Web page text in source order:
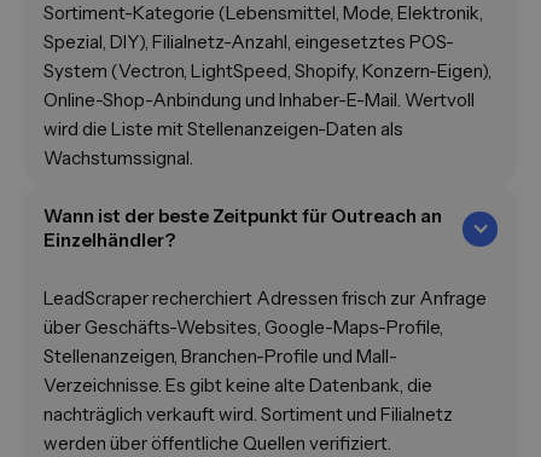
Sortiment-Kategorie (Lebensmittel, Mode, Elektronik,
Spezial, DIY), Filialnetz-Anzahl, eingesetztes POS-
System (Vectron, LightSpeed, Shopify, Konzern-Eigen),
Online-Shop-Anbindung und Inhaber-E-Mail. Wertvoll
wird die Liste mit Stellenanzeigen-Daten als
Wachstumssignal.
Wann ist der beste Zeitpunkt für Outreach an
Einzelhändler?
LeadScraper recherchiert Adressen frisch zur Anfrage
über Geschäfts-Websites, Google-Maps-Profile,
Stellenanzeigen, Branchen-Profile und Mall-
Verzeichnisse. Es gibt keine alte Datenbank, die
nachträglich verkauft wird. Sortiment und Filialnetz
werden über öffentliche Quellen verifiziert.